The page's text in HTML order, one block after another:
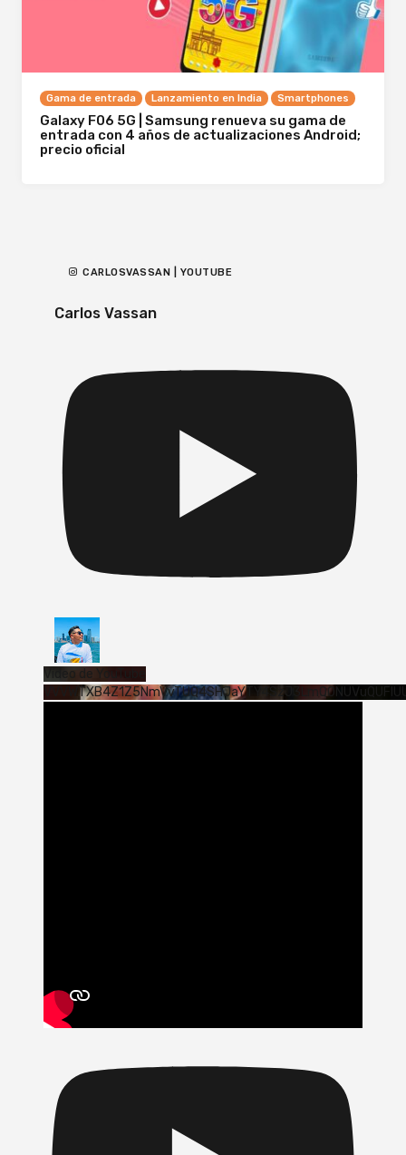
Gama de entrada Lanzamiento en India Smartphones
Galaxy F06 5G | Samsung renueva su gama de
entrada con 4 años de actualizaciones Android;
precio oficial
CARLOSVASSAN | YOUTUBE
Carlos Vassan
Vídeo de YouTube